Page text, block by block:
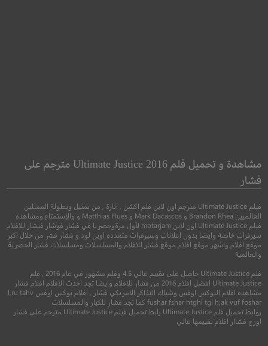
أكثر...سرعة
4.0
الرجل ذو المسدس
اكشن●مغامرة
مشاهدة و تحميل فلم Ultimate Justice 2016 مترجم على
فشار
فيلم Ultimate Justice مترجم اون لاين فلم اكشن , اثارة , من تمثيل وبطولة الممثلين
العالميين Brandon Rhea و Mark Dacascos و Matthias Hues و والإستمتاع ومشاهدة
فيلم Ultimate Justice اون لاين motarjam لأول مرةوحصريا في فشار فوشار فيشار للافلام
سيرفرات خاصة وايضا بدون اعلانات وسيرفرات متعدده اوبن لود و فشار فشر من خلال اكبر
موقع افلام واشهر موقع افلام موقع فشار للافلام والمسلسلات ومسلسلات فشار الحصرية
والعالمية
فلم Ultimate Justice حاصل على تقييم عالي 4.5 وفلم مشهور في عام 2016 , فلم
Ultimate Justice افضل افلام 2016 من فشار للافلام وايضا تجد احدث الافلام افلام فشار
مشاهده افلام البوكس اوفس وشباك التذاكر الامريكي فشار , افلام بوكس اوفس l,ru tahv
fushar fshar htghl tgl h;ak vuf foshar كما تجد فشار للكبار والمسلسلات
روابط تحميل فلم Ultimate Justice رابط تحميل فيلم Ultimate Justice مترجم على فشار
اورج فشاار افلام تقييمها عالي